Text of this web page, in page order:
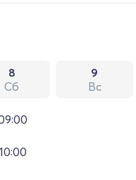
8
Сб
9
Вс
10:00